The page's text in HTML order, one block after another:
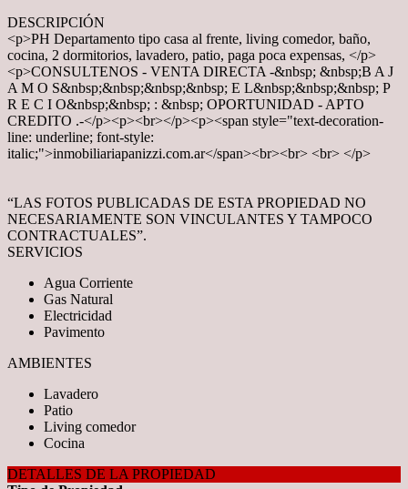
DESCRIPCIÓN
<p>PH Departamento tipo casa al frente, living comedor, baño,
cocina, 2 dormitorios, lavadero, patio, paga poca expensas, </p>
<p>CONSULTENOS - VENTA DIRECTA -&nbsp; &nbsp;B A J
A M O S&nbsp;&nbsp;&nbsp;&nbsp; E L&nbsp;&nbsp;&nbsp; P
R E C I O&nbsp;&nbsp; : &nbsp; OPORTUNIDAD - APTO
CREDITO .-</p><p><br></p><p><span style="text-decoration-
line: underline; font-style:
italic;">inmobiliariapanizzi.com.ar</span><br><br> <br> </p>
“LAS FOTOS PUBLICADAS DE ESTA PROPIEDAD NO
NECESARIAMENTE SON VINCULANTES Y TAMPOCO
CONTRACTUALES”.
SERVICIOS
Agua Corriente
Gas Natural
Electricidad
Pavimento
AMBIENTES
Lavadero
Patio
Living comedor
Cocina
DETALLES DE LA PROPIEDAD